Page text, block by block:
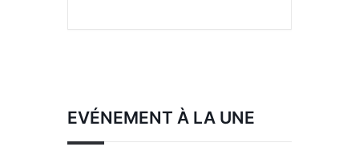
EVÉNEMENT À LA UNE